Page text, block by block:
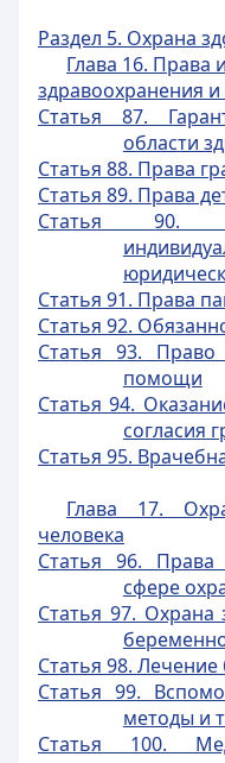
Раздел 5. Охрана
Глава 16. Права
здравоохранения
Статья 87.
области
Статья 88. Права
Статья 89. Права
Статья 90.
Статья 91. Права
Статья 92.
Статья 93.
помощи
Статья 94.
согласия
Статья 95.
Глава 17.
человека
Статья 96.
сфере
Статья 97.
Статья 98. Лечение
Статья 99.
методы и
Статья 100.